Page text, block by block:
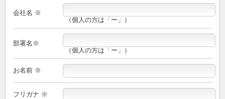
会社名 ※
（個人の方は「ー」）
部署名※
（個人の方は「ー」）
お名前 ※
フリガナ ※